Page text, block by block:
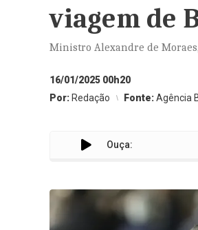
viagem de
Ministro Alexandre de
16/01/2025 00h20
Por: Redação Fonte:Agência
Ouça: